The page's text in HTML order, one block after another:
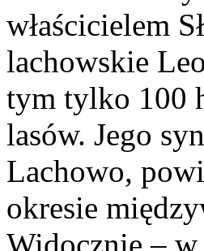
właścicielem
lachowskie
tym tylko 100
lasów. Jego
Lachowo,
okresie
Widocznie –